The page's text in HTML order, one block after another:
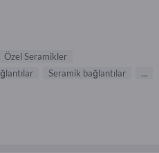
Özel Seramikler
Seramik bağlantılar ...